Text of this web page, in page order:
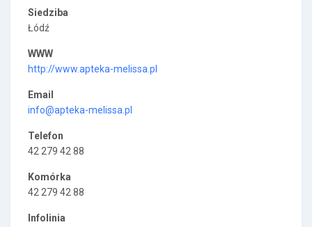
Siedziba
Łódź
WWW
http://www.apteka-melissa.pl
Email
info@apteka-melissa.pl
Telefon
42 279 42 88
Komórka
42 279 42 88
Infolinia